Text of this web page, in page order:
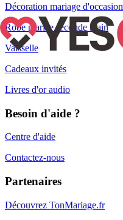
Décoration mariage d'occasion
Robe mariée seconde main
Vaisselle
Cadeaux invités
Livres d'or audio
Besoin d'aide ?
Centre d'aide
Contactez-nous
Partenaires
Découvrez TonMariage.fr